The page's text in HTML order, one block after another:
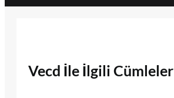
Vecd İle İlgili Cümleler